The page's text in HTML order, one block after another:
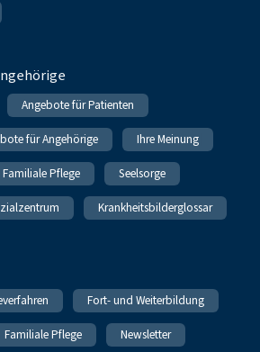
Angebote für Patienten
für Angehörige Ihre Meinung
Familiale Pflege Seelsorge
Krankheitsbilderglossar
Fort- und Weiterbildung
Familiale Pflege Newsletter